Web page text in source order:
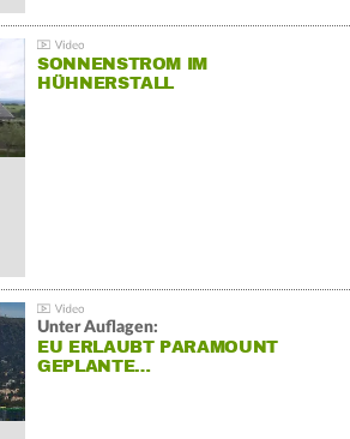
SONNENSTROM IM
HÜHNERSTALL
Unter Auflagen:
EU ERLAUBT PARAMOUNT
GEPLANTE…